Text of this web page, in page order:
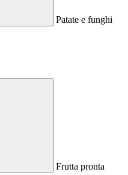
Patate e funghi
Frutta pronta